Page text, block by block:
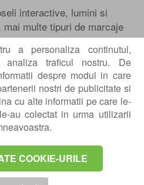
a personaliza continutul,
traficul nostru. De
despre modul in care
nostri de publicitate si
cu alte informatii pe care le-
au colectat in urma utilizarii
COOKIE-URILE
interactive, lumini si
multe tipuri de marcaje
care impreuna cu
o solutie completa pentru
Research, studiile arata
in timpul exercitiilor fizice
ci poate ajuta la
prin cresterea
dispozitii mai bune.